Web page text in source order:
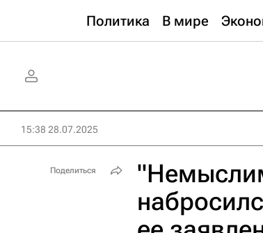
Политика В мире
15:38 28.07.2025
Поделиться